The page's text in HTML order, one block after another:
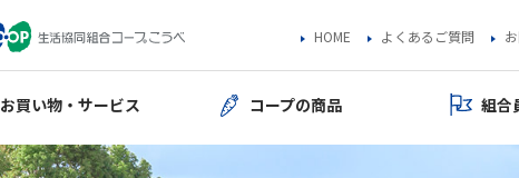
HOME よくあるご質問
お買い物・サービス コープの商品 組合